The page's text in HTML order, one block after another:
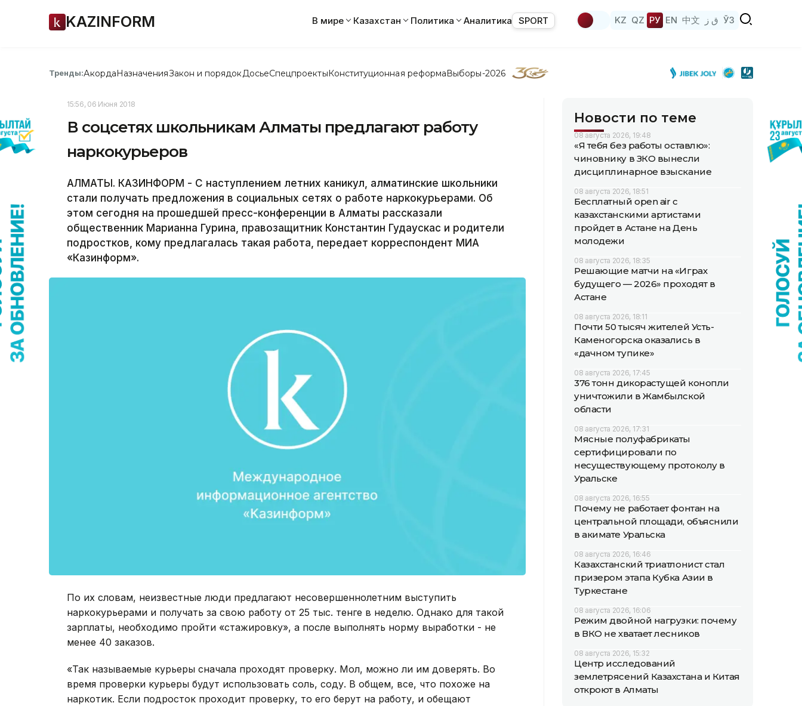
KAZINFORM В мире Казахстан Политика Аналитика SPORT KZ QZ РУ EN 中文 ق ز ЎЗ
Тренды:АкордаНазначенияЗакон и порядок ДосьеСпецпроектыКонституционная реформаВыборы-2026
15:56, 06 Июня 2018
В соцсетях школьникам Алматы предлагают работу
наркокурьеров
АЛМАТЫ. КАЗИНФОРМ - С наступлением летних каникул, алматинские школьники
стали получать предложения в социальных сетях о работе наркокурьерами. Об
этом сегодня на прошедшей пресс-конференции в Алматы рассказали
общественник Марианна Гурина, правозащитник Константин Гудаускас и родители
подростков, кому предлагалась такая работа, передает корреспондент МИА
«Казинформ».
По их словам, неизвестные люди предлагают несовершеннолетним выступить
наркокурьерами и получать за свою работу от 25 тыс. тенге в неделю. Однако для такой
зарплаты, необходимо пройти «стажировку», а после выполнять норму выработки - не
менее 40 заказов.
«Так называемые курьеры сначала проходят проверку. Мол, можно ли им доверять. Во
время проверки курьеры будут использовать соль, соду. В общем, все, что похоже на
наркотик. Если подросток проходит проверку, то его берут на работу, и обещают
Новости по теме
08 августа 2026, 19:48
«Я тебя без работы оставлю»:
чиновнику в ЗКО вынесли
дисциплинарное взыскание
08 августа 2026, 18:51
Бесплатный open air с
казахстанскими артистами
пройдет в Астане на День
молодежи
08 августа 2026, 18:35
Решающие матчи на «Играх
будущего — 2026» проходят в
Астане
08 августа 2026, 18:11
Почти 50 тысяч жителей Усть-
Каменогорска оказались в
«дачном тупике»
08 августа 2026, 17:45
376 тонн дикорастущей конопли
уничтожили в Жамбылской
области
08 августа 2026, 17:31
Мясные полуфабрикаты
сертифицировали по
несуществующему протоколу в
Уральске
08 августа 2026, 16:55
Почему не работает фонтан на
центральной площади, объяснили
в акимате Уральска
08 августа 2026, 16:46
Казахстанский триатлонист стал
призером этапа Кубка Азии в
Туркестане
08 августа 2026, 16:06
Режим двойной нагрузки: почему
в ВКО не хватает лесников
08 августа 2026, 15:32
Центр исследований
землетрясений Казахстана и Китая
откроют в Алматы